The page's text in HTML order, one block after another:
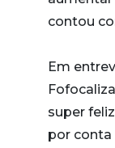
contou
Em
super
por